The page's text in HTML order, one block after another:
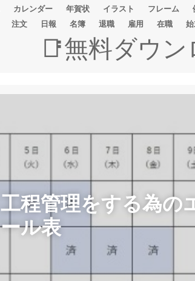
カレンダー 年賀状 イラスト フレーム
注文 日報 名簿 退職 雇用 在職
📑無料ダウ
工程管理をする為の
ール表